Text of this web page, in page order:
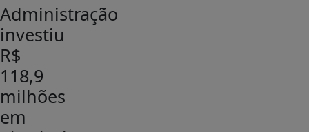
Administração
investiu
R$
118,9
milhões
em